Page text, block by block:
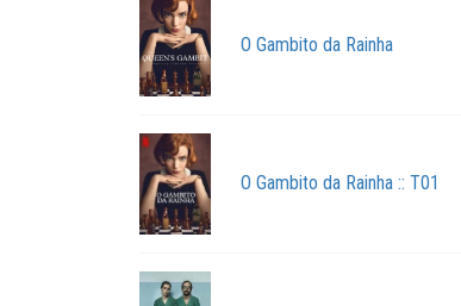
O Gambito da Rainha
O Gambito da Rainha :: T01